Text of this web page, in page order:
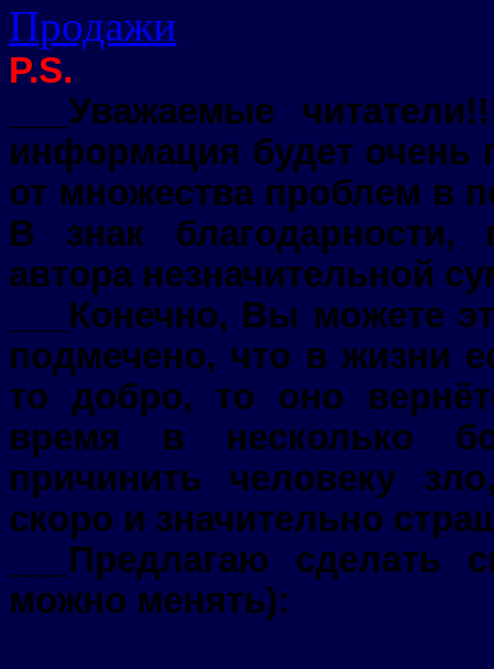
Продажи
P.S.
___Уважаемые
информация будет очень
от множества проблем в
В знак благодарности,
автора незначительной
___Конечно, Вы можете
подмечено, что в жизни
то добро, то оно
время в несколько
причинить человеку
скоро и значительно
___Предлагаю
можно менять):